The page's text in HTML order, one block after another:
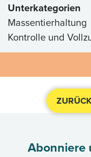
Unterkategorien
Massentierhaltung
Kontrolle und
Abonniere